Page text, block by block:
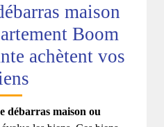
maison
Boom
achètent vos
débarras maison ou